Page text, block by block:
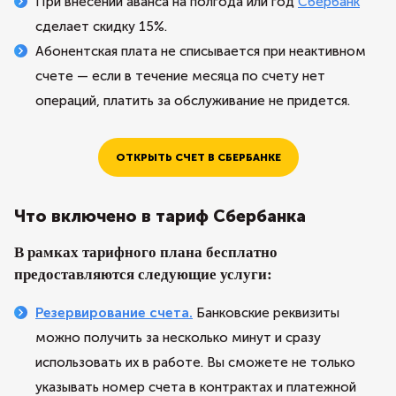
сделает скидку 15%.
Абонентская плата не списывается при неактивном
счете — если в течение месяца по счету нет
операций, платить за обслуживание не придется.
ОТКРЫТЬ СЧЕТ В СБЕРБАНКЕ
Что включено в тариф Сбербанка
В рамках тарифного плана бесплатно
предоставляются следующие услуги:
Резервирование счета. Банковские реквизиты
можно получить за несколько минут и сразу
использовать их в работе. Вы сможете не только
указывать номер счета в контрактах и платежной